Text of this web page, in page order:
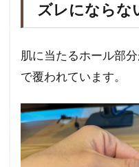
ズレにならな
肌に当たるホール部
で覆われています。